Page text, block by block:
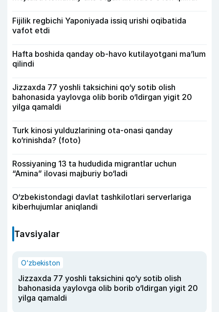
Fijilik regbichi Yaponiyada issiq urishi oqibatida
vafot etdi
Hafta boshida qanday ob-havo kutilayotgani ma’lum
qilindi
Jizzaxda 77 yoshli taksichini qo‘y sotib olish
bahonasida yaylovga olib borib o‘ldirgan yigit 20
yilga qamaldi
Turk kinosi yulduzlarining ota-onasi qanday
ko‘rinishda? (foto)
Rossiyaning 13 ta hududida migrantlar uchun
“Amina” ilovasi majburiy bo‘ladi
O‘zbekistondagi davlat tashkilotlari serverlariga
kiberhujumlar aniqlandi
Tavsiyalar
O‘zbekiston
Jizzaxda 77 yoshli taksichini qo‘y sotib olish
bahonasida yaylovga olib borib o‘ldirgan yigit 20
yilga qamaldi